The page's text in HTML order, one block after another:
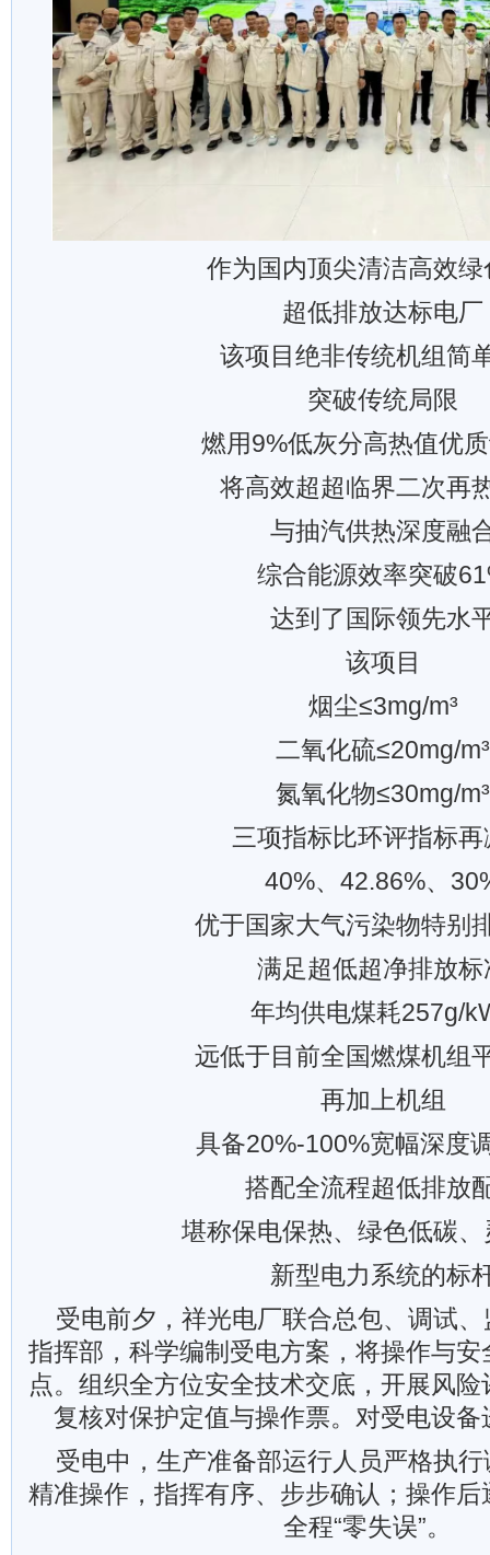
作为国内顶尖清洁高效绿
超低排放达标电厂
该项目绝非传统机组简
突破传统局限
燃用9%低灰分高热值优
将高效超超临界二次再
与抽汽供热深度融
综合能源效率突破
达到了国际领先水
该项目
烟尘≤3mg/m³
二氧化硫≤20mg/m³
氮氧化物≤30mg/m³
三项指标比环评指标再
40%、42.86%、
优于国家大气污染物特别
满足超低超净排放标
年均供电煤耗257g/
远低于目前全国燃煤机组
再加上机组
具备20%-100%宽幅深度
搭配全流程超低排放
堪称保电保热、绿色低碳
新型电力系统的标
受电前夕，祥光电厂联合总包、调试
指挥部，科学编制受电方案，将操作与
点。组织全方位安全技术交底，开展风
复核对保护定值与操作票。对受电设
受电中，生产准备部运行人员严格执
精准操作，指挥有序、步步确认；操作
全程“零失误”。